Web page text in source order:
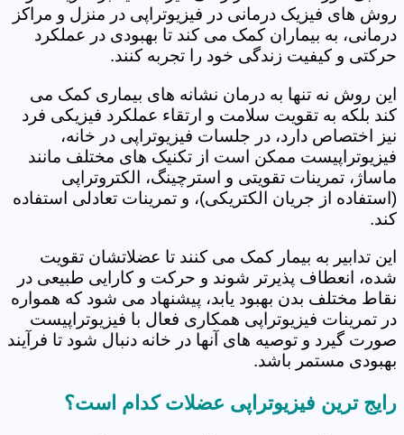
روش های فیزیک درمانی در فیزیوتراپی در منزل و مراکز
درمانی، به بیماران کمک می کند تا بهبودی در عملکرد
حرکتی و کیفیت زندگی خود را تجربه کنند.
این روش نه تنها به درمان نشانه های بیماری کمک می
کند بلکه به تقویت سلامت و ارتقاء عملکرد فیزیکی فرد
نیز اختصاص دارد، در جلسات فیزیوتراپی در خانه،
فیزیوتراپیست ممکن است از تکنیک های مختلف مانند
ماساژ، تمرینات تقویتی و استرچینگ، الکتروتراپی
(استفاده از جریان الکتریکی)، و تمرینات تعادلی استفاده
کند.
این تدابیر به بیمار کمک می کنند تا عضلاتشان تقویت
شده، انعطاف پذیرتر شوند و حرکت و کارایی طبیعی در
نقاط مختلف بدن بهبود یابد، پیشنهاد می شود که همواره
در تمرینات فیزیوتراپی همکاری فعال با فیزیوتراپیست
صورت گیرد و توصیه های آنها در خانه دنبال شود تا فرآیند
بهبودی مستمر باشد.
رایج ترین فیزیوتراپی عضلات کدام است؟